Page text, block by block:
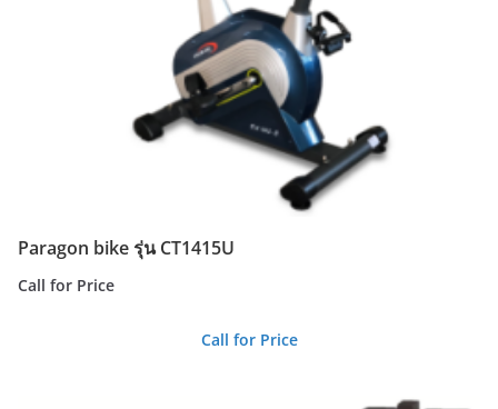
Paragon bike รุ่น CT1415U
Call for Price
Call for Price